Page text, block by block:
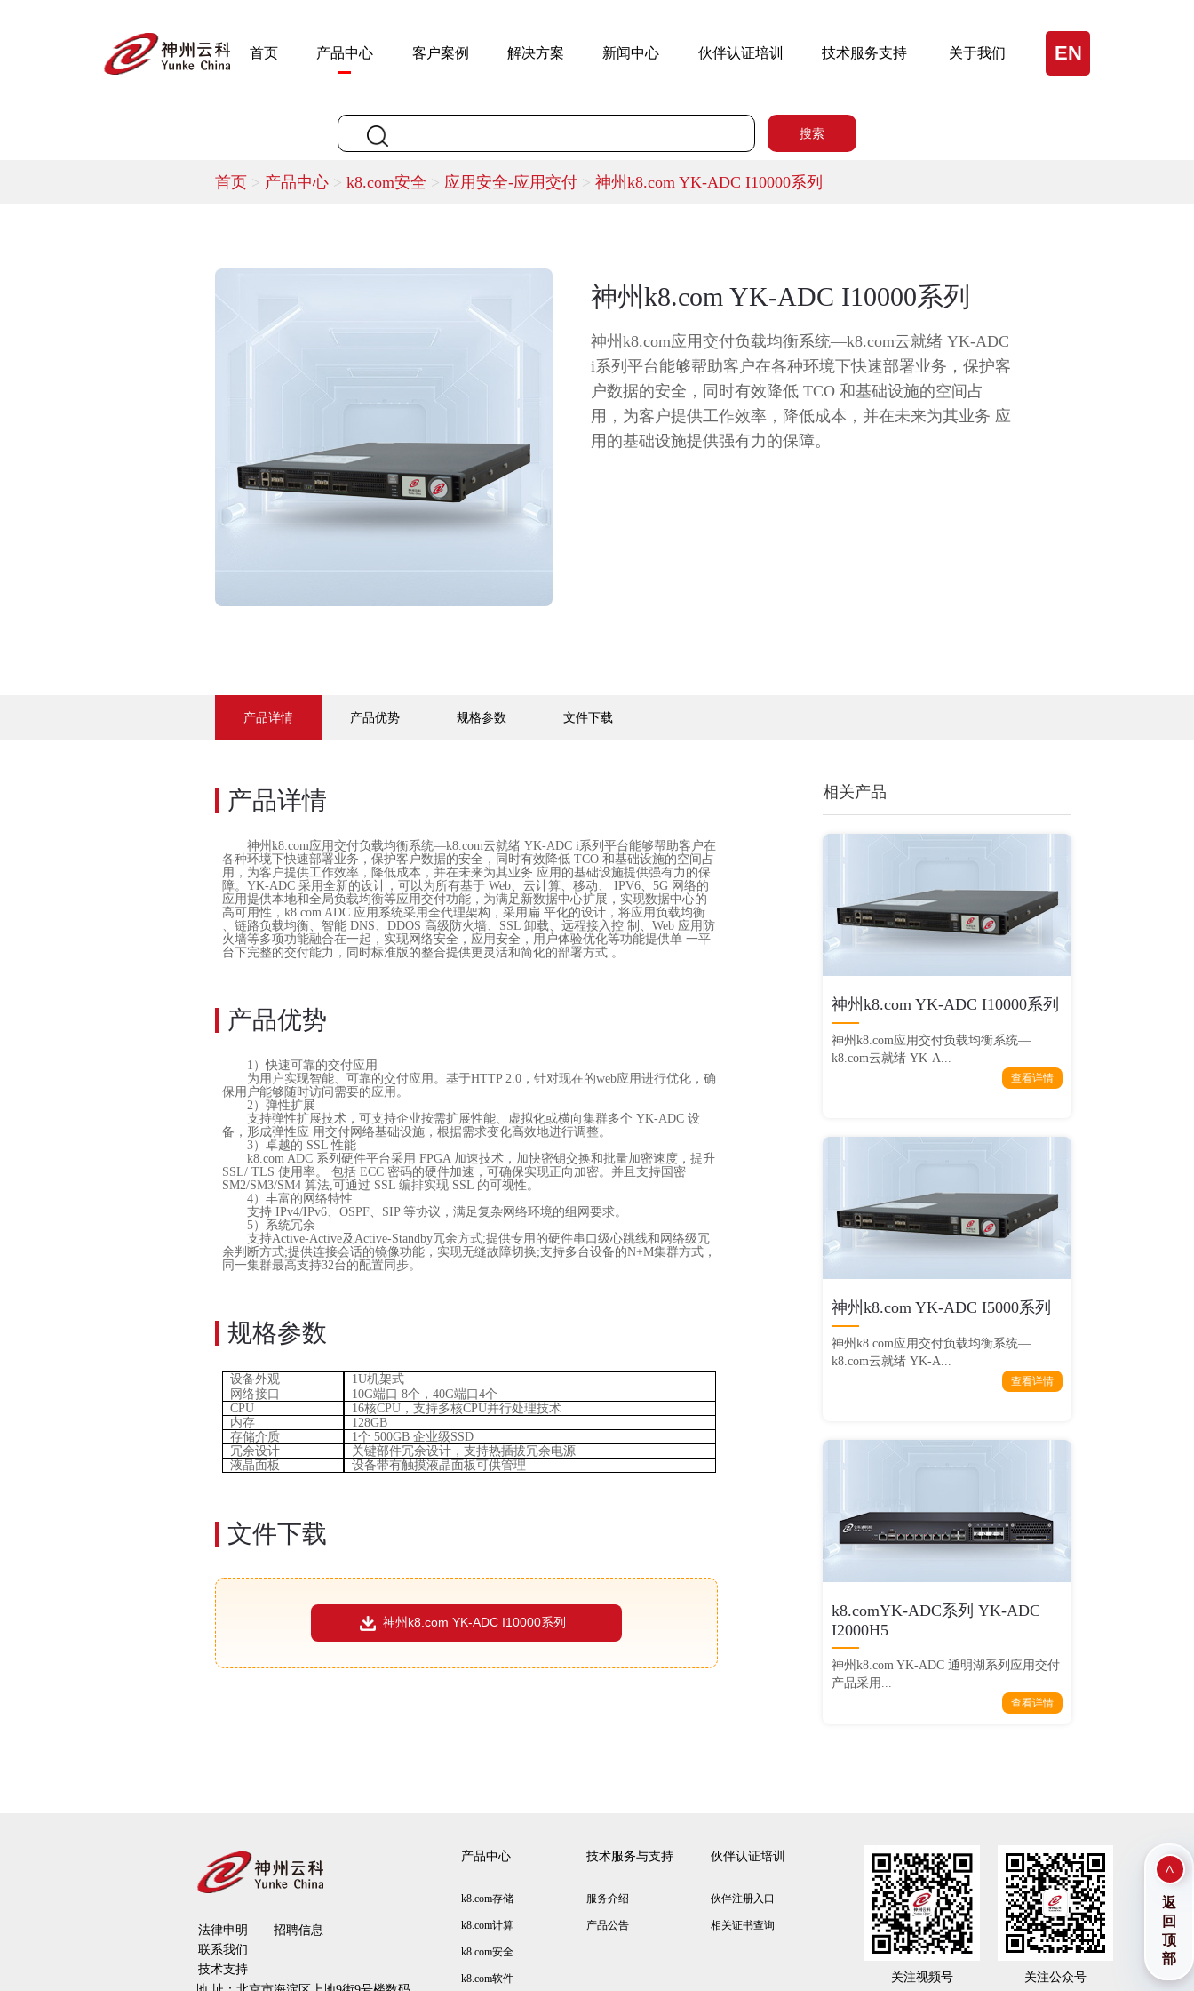
首页 产品中心 客户案例 解决方案 新闻中心 伙伴认证培训 技术服务支持 关于我们 EN
搜索
首页 > 产品中心> k8.com安全 > 应用安全-应用交付> 神州k8.com YK-ADC I10000系列
神州k8.com YK-ADC I10000系列
神州k8.com应用交付负载均衡系统—k8.com云就绪 YK-ADC
i系列平台能够帮助客户在各种环境下快速部署业务，保护客
户数据的安全，同时有效降低 TCO 和基础设施的空间占
用，为客户提供工作效率，降低成本，并在未来为其业务 应
用的基础设施提供强有力的保障。
产品详情 产品优势 规格参数 文件下载
产品详情
神州k8.com应用交付负载均衡系统—k8.com云就绪 YK-ADC i系列平台能够帮助客户在
各种环境下快速部署业务，保护客户数据的安全，同时有效降低 TCO 和基础设施的空间占
用，为客户提供工作效率，降低成本，并在未来为其业务 应用的基础设施提供强有力的保
障。YK-ADC 采用全新的设计，可以为所有基于 Web、云计算、移动、 IPV6、5G 网络的
应用提供本地和全局负载均衡等应用交付功能，为满足新数据中心扩展，实现数据中心的
高可用性，k8.com ADC 应用系统采用全代理架构，采用扁 平化的设计，将应用负载均衡
、链路负载均衡、智能 DNS、DDOS 高级防火墙、SSL 卸载、远程接入控 制、Web 应用防
火墙等多项功能融合在一起，实现网络安全，应用安全，用户体验优化等功能提供单 一平
台下完整的交付能力，同时标准版的整合提供更灵活和简化的部署方式 。
产品优势
1）快速可靠的交付应用
为用户实现智能、可靠的交付应用。 基于HTTP 2.0，针对现在的web应用进行优化，确
保用户能够随时访问需要的应用。
2）弹性扩展
支持弹性扩展技术，可支持企业按需扩展性能、虚拟化或横向集群多个 YK-ADC 设
备，形成弹性应 用交付网络基础设施，根据需求变化高效地进行调整。
3）卓越的 SSL 性能
k8.comADC 系列硬件平台采用 FPGA 加速技术，加快密钥交换和批量加密速度，提升
SSL/ TLS 使用率。 包括 ECC 密码的硬件加速，可确保实现正向加密。并且支持国密
SM2/SM3/SM4 算法,可通过 SSL 编排实现 SSL 的可视性。
4）丰富的网络特性
支持IPv4/IPv6、OSPF、SIP 等协议，满足复杂网络环境的组网要求。
5） 系统冗余
支持Active-Active及Active-Standby冗余方式;提供专用的硬件串口级心跳线和网络级冗
余判断方式;提供连接会话的镜像功能，实现无缝故障切换;支持多台设备的N+M集群方式，
同一集群最高支持32台的配置同步。
规格参数
设备外观
1U机架式
网络接口
10G端口 8个，40G端口4个
CPU
16核CPU，支持多核CPU并行处理技术
内存
128GB
存储介质
1个 500GB 企业级SSD
冗余设计
关键部件冗余设计，支持热插拔冗余电源
液晶面板
设备带有触摸液晶面板可供管理
文件下载
神州k8.com YK-ADC I10000系列
相关产品
神州k8.com YK-ADC I10000系列
神州k8.com应用交付负载均衡系统—
k8.com云就绪 YK-A...
查看详情
神州k8.com YK-ADC I5000系列
神州k8.com应用交付负载均衡系统—
k8.com云就绪 YK-A...
查看详情
k8.comYK-ADC系列 YK-ADC
I2000H5
神州k8.com YK-ADC 通明湖系列应用交付
产品采用...
查看详情
法律申明
招聘信息
联系我们
技术支持
产品中心
k8.com存储
k8.com计算
k8.com安全
k8.com软件
技术服务与支持
服务介绍
产品公告
伙伴认证培训
伙伴注册入口
相关证书查询
关注视频号 关注公众号
返
回
顶
部
>